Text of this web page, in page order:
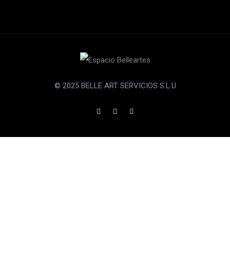
© 2025 BELLE ART SERVICIOS S.L.U